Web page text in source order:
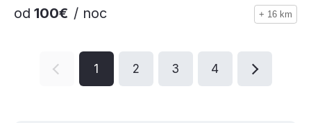
od 100€ / noc + 16 km
1 2 3 4